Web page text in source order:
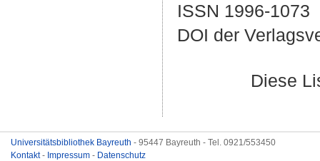
ISSN 1996-1073
DOI der
Diese
Universitätsbibliothek Bayreuth - 95447 Bayreuth - Tel. 0921/553450
Kontakt- Impressum - Datenschutz